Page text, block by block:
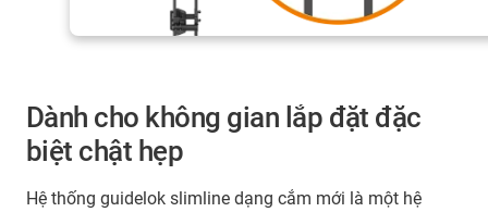
Dành cho không gian lắp đặt đặc
biệt chật hẹp
Hệ thống guidelok slimline dạng cắm mới là một hệ